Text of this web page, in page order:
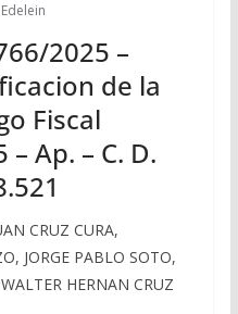
2025 –
de la
Fiscal
Ap. – C. D.
CRUZ CURA,
JORGE PABLO SOTO,
HERNAN CRUZ